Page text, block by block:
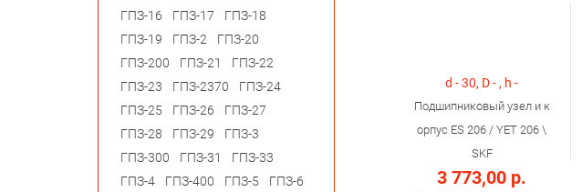
d - 30, D - , h -
Подшипниковый узел и к
орпус ES 206 / YET 206 \
SKF
3 773,00 р.
ГПЗ-16
ГПЗ-17
ГПЗ-18
ГПЗ-19
ГПЗ-2
ГПЗ-20
ГПЗ-200
ГПЗ-21
ГПЗ-22
ГПЗ-23
ГПЗ-2370
ГПЗ-24
ГПЗ-25
ГПЗ-26
ГПЗ-27
ГПЗ-28
ГПЗ-29
ГПЗ-3
ГПЗ-300
ГПЗ-31
ГПЗ-33
ГПЗ-4
ГПЗ-400 ГПЗ-5
ГПЗ-6